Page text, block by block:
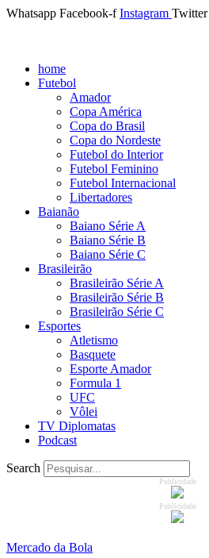
Whatsapp Facebook-f Instagram Twitter
home
Futebol
Amador
Copa América
Copa do Brasil
Copa do Nordeste
Futebol do Interior
Futebol Feminino
Futebol Internacional
Libertadores
Baianão
Baiano Série A
Baiano Série B
Baiano Série C
Brasileirão
Brasileirão Série A
Brasileirão Série B
Brasileirão Série C
Esportes
Atletismo
Basquete
Esporte Amador
Formula 1
UFC
Vôlei
TV Diplomatas
Podcast
Search
Publicidade
Publicidade
Mercado da Bola